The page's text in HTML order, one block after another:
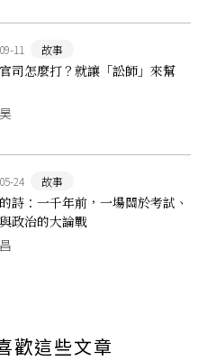
11 故事
司怎麼打？就讓「訟師」來幫
24 故事
詩：一千年前，一場關於考試、
政治的大論戰
歡這些文章